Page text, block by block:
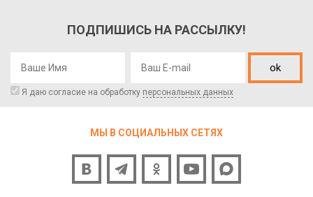
ПОДПИШИСЬ НА РАССЫЛКУ!
ok
Я даю согласие на обработку персональных данных
МЫ В СОЦИАЛЬНЫХ СЕТЯХ